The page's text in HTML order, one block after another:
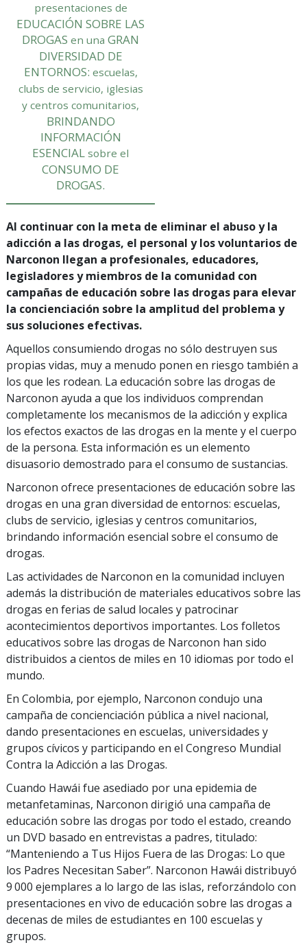
presentaciones de
EDUCACIÓN SOBRE LAS
DROGAS en una GRAN
DIVERSIDAD DE
ENTORNOS: escuelas,
clubs de servicio, iglesias
y centros comunitarios,
BRINDANDO
INFORMACIÓN
ESENCIAL sobre el
CONSUMO DE
DROGAS.
Al continuar con la meta de eliminar el abuso y la
adicción a las drogas, el personal y los voluntarios de
Narconon llegan a profesionales, educadores,
legisladores y miembros de la comunidad con
campañas de educación sobre las drogas para elevar
la concienciación sobre la amplitud del problema y
sus soluciones efectivas.
Aquellos consumiendo drogas no sólo destruyen sus
propias vidas, muy a menudo ponen en riesgo también a
los que les rodean. La educación sobre las drogas de
Narconon ayuda a que los individuos comprendan
completamente los mecanismos de la adicción y explica
los efectos exactos de las drogas en la mente y el cuerpo
de la persona. Esta información es un elemento
disuasorio demostrado para el consumo de sustancias.
Narconon ofrece presentaciones de educación sobre las
drogas en una gran diversidad de entornos: escuelas,
clubs de servicio, iglesias y centros comunitarios,
brindando información esencial sobre el consumo de
drogas.
Las actividades de Narconon en la comunidad incluyen
además la distribución de materiales educativos sobre las
drogas en ferias de salud locales y patrocinar
acontecimientos deportivos importantes. Los folletos
educativos sobre las drogas de Narconon han sido
distribuidos a cientos de miles en 10 idiomas por todo el
mundo.
En Colombia, por ejemplo, Narconon condujo una
campaña de concienciación pública a nivel nacional,
dando presentaciones en escuelas, universidades y
grupos cívicos y participando en el Congreso Mundial
Contra la Adicción a las Drogas.
Cuando Hawái fue asediado por una epidemia de
metanfetaminas, Narconon dirigió una campaña de
educación sobre las drogas por todo el estado, creando
un DVD basado en entrevistas a padres, titulado:
“Manteniendo a Tus Hijos Fuera de las Drogas: Lo que
los Padres Necesitan Saber”. Narconon Hawái distribuyó
9 000 ejemplares a lo largo de las islas, reforzándolo con
presentaciones en vivo de educación sobre las drogas a
decenas de miles de estudiantes en 100 escuelas y
grupos.